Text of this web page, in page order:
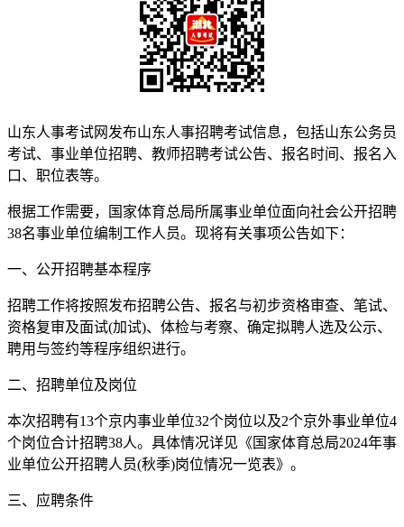
山东人事考试网发布山东人事招聘考试信息，包括山东公务员
考试、事业单位招聘、教师招聘考试公告、报名时间、报名入
口、职位表等。
根据工作需要，国家体育总局所属事业单位面向社会公开招聘
38名事业单位编制工作人员。现将有关事项公告如下：
一、公开招聘基本程序
招聘工作将按照发布招聘公告、报名与初步资格审查、笔试、
资格复审及面试(加试)、体检与考察、确定拟聘人选及公示、
聘用与签约等程序组织进行。
二、招聘单位及岗位
本次招聘有13个京内事业单位32个岗位以及2个京外事业单位4
个岗位合计招聘38人。具体情况详见《国家体育总局2024年事
业单位公开招聘人员(秋季)岗位情况一览表》。
三、应聘条件